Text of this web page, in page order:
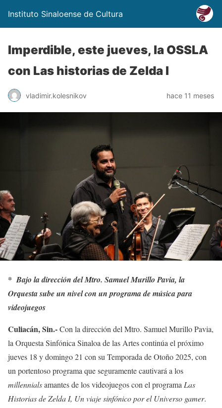
Instituto Sinaloense de Cultura
Imperdible, este jueves, la OSSLA
con Las historias de Zelda I
vladimir.kolesnikov hace 11 meses
* Bajo la dirección del Mtro. Samuel Murillo Pavia, la
Orquesta sube un nivel con un programa de música para
videojuegos
Culiacán, Sin.-Con la dirección del Mtro. Samuel Murillo Pavia,
la Orquesta Sinfónica Sinaloa de las Artes continúa el próximo
jueves 18 y domingo 21 con su Temporada de Otoño 2025, con
un portentoso programa que seguramente cautivará a los
millennialsamantes de los videojuegos con el programa Las
Historias de Zelda I, Un viaje sinfónico por el Universo gamer.